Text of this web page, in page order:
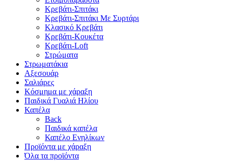
Κρεβάτι-Σπιτάκι
Κρεβάτι-Σπιτάκι Με Συρτάρι
Κλασικό Κρεβάτι
Κρεβάτι-Κουκέτα
Κρεβάτι-Loft
Στρώματα
Στρωματάκια
Αξεσουάρ
Σαλιάρες
Κόσμημα με χάραξη
Παιδικά Γυαλιά Ηλίου
Καπέλα
Back
Παιδικά καπέλα
Καπέλο Ενηλίκων
Προϊόντα με χάραξη
Όλα τα προϊόντα